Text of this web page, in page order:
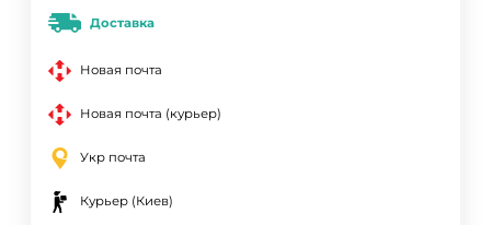
Доставка
Новая почта
Новая почта (курьер)
Укр почта
Курьер (Киев)